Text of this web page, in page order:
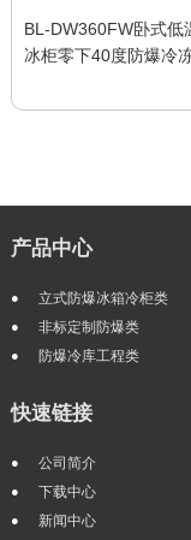
BL-DW360FW卧式低
冰柜零下40度防爆冷
产品中心
立式防爆冰箱冷柜类
非标定制防爆类
防爆冷库工程类
快速链接
公司简介
下载中心
新闻中心